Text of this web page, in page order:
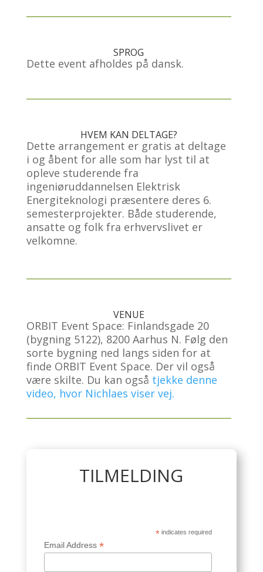
SPROG
Dette event afholdes på dansk.
HVEM KAN DELTAGE?
Dette arrangement er gratis at deltage
i og åbent for alle som har lyst til at
opleve studerende fra
ingeniøruddannelsen Elektrisk
Energiteknologi præsentere deres 6.
semesterprojekter. Både studerende,
ansatte og folk fra erhvervslivet er
velkomne.
VENUE
ORBIT Event Space: Finlandsgade 20
(bygning 5122), 8200 Aarhus N. Følg den
sorte bygning ned langs siden for at
finde ORBIT Event Space. Der vil også
være skilte. Du kan også tjekke denne
video, hvor Nichlaes viser vej.
TILMELDING
* indicates required
Email Address *